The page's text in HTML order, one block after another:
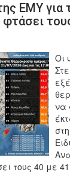
ΕΜΥ για
Οι
να
τους 40 με